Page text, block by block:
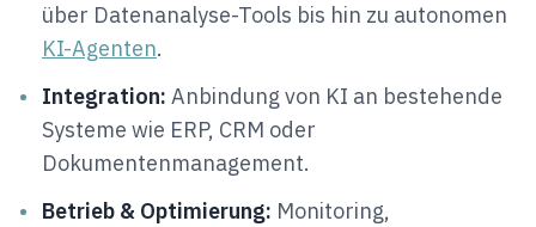
über Datenanalyse-Tools bis hin zu autonomen
KI-Agenten.
•
Integration: Anbindung von KI an bestehende
Systeme wie ERP, CRM oder
Dokumentenmanagement.
•
Betrieb & Optimierung: Monitoring,